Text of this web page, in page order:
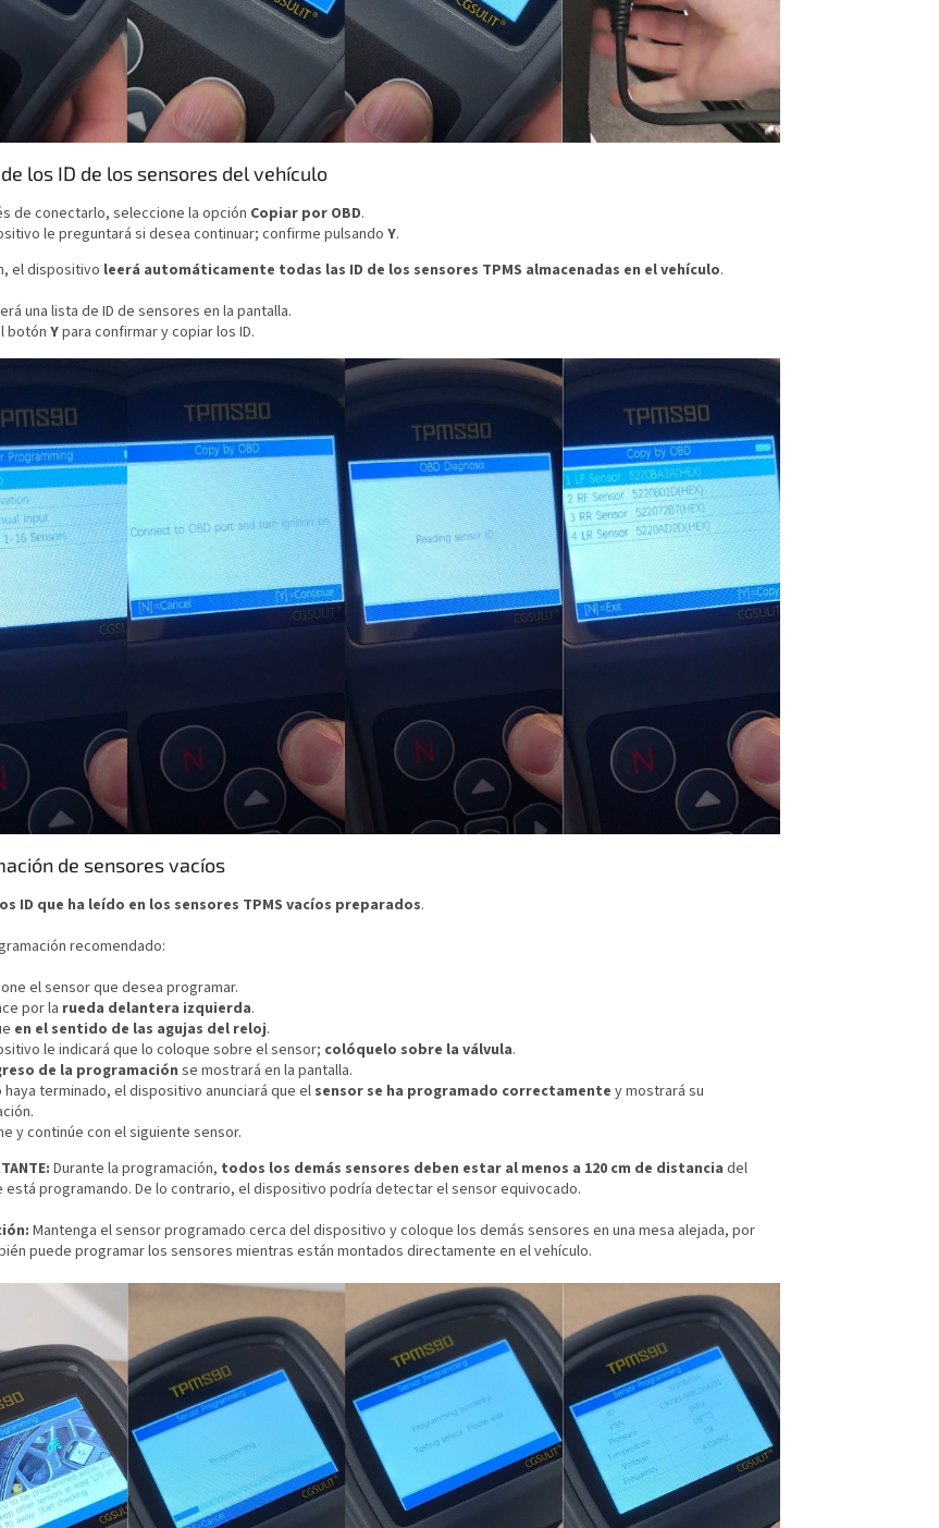
los ID de los sensores del vehículo
de conectarlo, seleccione la opción Copiar por OBD.
le preguntará si desea continuar; confirme pulsando Y.
el dispositivo leerá automáticamente todas las ID de los sensores TPMS almacenadas en el vehículo.
una lista de ID de sensores en la pantalla.
botón Ypara confirmar y copiar los ID.
de sensores vacíos
ID que ha leído en los sensores TPMS vacíos preparados.
recomendado:
el sensor que desea programar.
por la rueda delantera izquierda.
en el sentido de las agujas del reloj.
le indicará que lo coloque sobre el sensor; colóquelo sobre la válvula.
de la programaciónse mostrará en la pantalla.
haya terminado, el dispositivo anunciará que el sensor se ha programado correctamente y mostrará su
y continúe con el siguiente sensor.
Durante la programación, todos los demás sensores deben estar al menos a 120 cm de distancia del
está programando. De lo contrario, el dispositivo podría detectar el sensor equivocado.
Mantenga el sensor programado cerca del dispositivo y coloque los demás sensores en una mesa alejada, por
puede programar los sensores mientras están montados directamente en el vehículo.